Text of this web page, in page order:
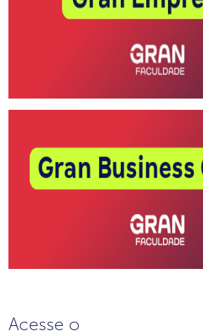
Acesse o